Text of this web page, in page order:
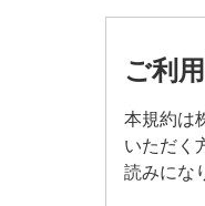
ご利
本規約は
いただく
読みにな